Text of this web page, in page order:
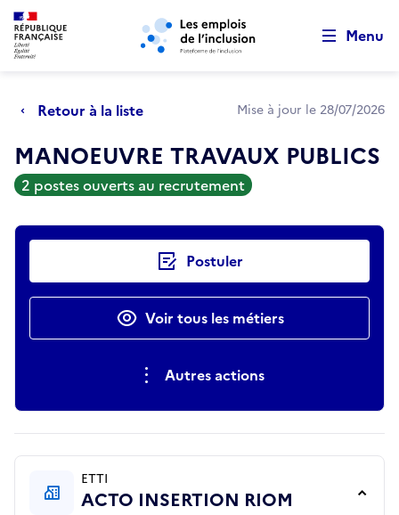
Aller au menu principal Aller au contenu principal
Menu
Retour à la liste Mise à jour le 28/07/2026
MANOEUVRE TRAVAUX PUBLICS
2 postes ouverts au recrutement
Actions rapides Postuler
Voir tous les métiers
Autres actions
ETTI
ACTO INSERTION RIOM
Retour au début de la page
Panneau de gestion des cookies